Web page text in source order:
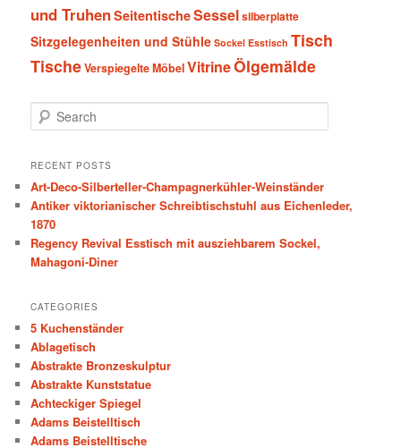
und TruhenSeitentischeSesselsilberplatte
Sitzgelegenheiten und Stühle Sockel Esstisch Tisch
TischeVerspiegelte MöbelVitrineÖlgemälde
e
r
h
RECENT POSTS
Art-Deco-Silberteller-Champagnerkühler-Weinständer
Antiker viktorianischer Schreibtischstuhl aus Eichenleder,
1870
Regency Revival Esstisch mit ausziehbarem Sockel,
Mahagoni-Diner
CATEGORIES
5 Kuchenständer
Ablagetisch
Abstrakte Bronzeskulptur
Abstrakte Kunststatue
Achteckiger Spiegel
Adams Beistelltisch
Adams Beistelltische